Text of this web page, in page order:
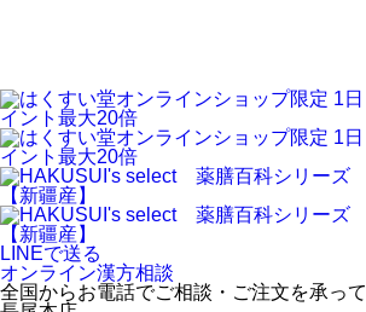
LINEで送る
オンライン漢方相談
全国からお電話でご相談・ご注文を承って